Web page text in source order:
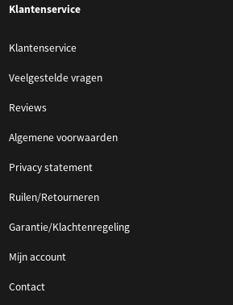
Klantenservice
Klantenservice
Veelgestelde vragen
Reviews
Algemene voorwaarden
Privacy statement
Ruilen/Retourneren
Garantie/Klachtenregeling
Mijn account
Contact